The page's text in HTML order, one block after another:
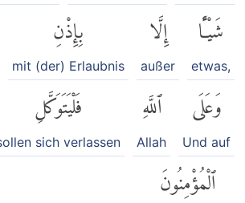
شَيْـًٔا
etwas,
إِلَّا
außer
بِإِذْنِ
mit (der) Erlaubnis
وَعَلَى
Und auf
ٱللَّهِ
Allah
فَلْيَتَوَكَّلِ
sich verlassen
ٱلْمُؤْمِنُونَ